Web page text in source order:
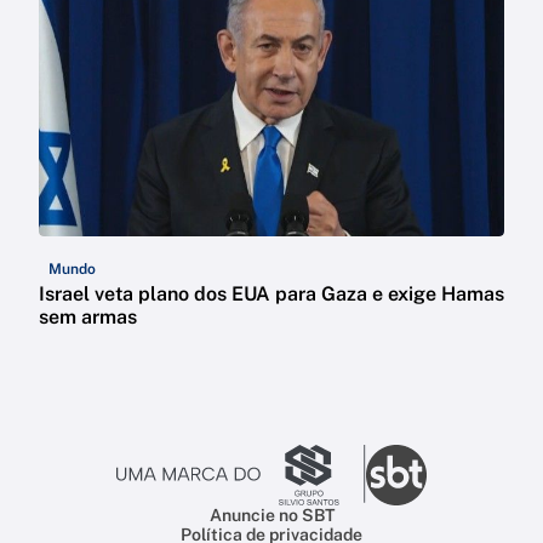
Mundo
Israel veta plano dos EUA para Gaza e exige Hamas
sem armas
Anuncie no SBT
Política de privacidade